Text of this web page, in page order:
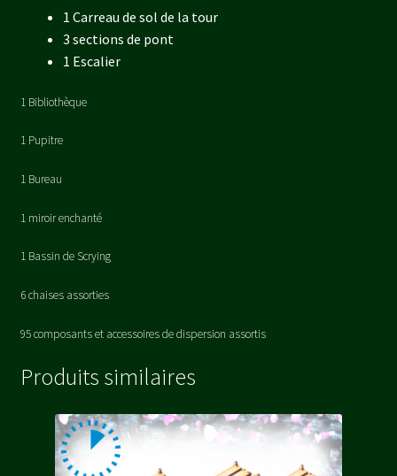
1 Carreau de sol de la tour
3 sections de pont
1 Escalier
1 Bibliothèque
1 Pupitre
1 Bureau
1 miroir enchanté
1 Bassin de Scrying
6 chaises assorties
95 composants et accessoires de dispersion assortis
Produits similaires